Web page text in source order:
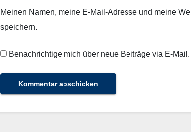
Meinen Namen, meine E-Mail-Adresse und meine
speichern.
Benachrichtige mich über neue Beiträge via E-Mail.